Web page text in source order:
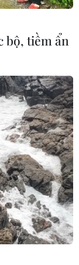
thụ
nghệ Time-
đem lại
hiếm
bộ, tiềm ẩn